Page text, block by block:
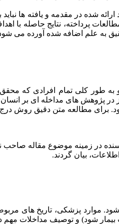
ارائه شده در مقدمه و یافته
پرداخته، نتایج حاصله با
به علم اضافه شده آورده می
به طور کلی تمام افرادی که
در پژوهش های مداخله ای بر انسان
برای مطالعه متن دقیق روش درج
در زمینه موضوع مقاله
بیان گردند.
موارد پزشکی، تاریخ های
بیمار شود) و توصیف مداخلات مهم